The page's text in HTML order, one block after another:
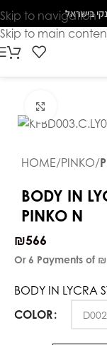
The
beginning
of
web
click
main
Content
Skip to navigation
Skip to main
בישראל
HOME PINKO
BODY IN
PINKO N
₪566
Or 6 Payments of
BODY IN LYCRA
COLOR